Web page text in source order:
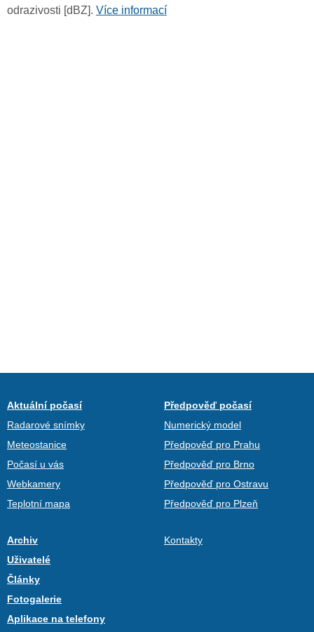
odrazivosti [dBZ]. Více informací
Aktuální počasí
Radarové snímky
Meteostanice
Počasí u vás
Webkamery
Teplotní mapa
Předpověď počasí
Numerický model
Předpověď pro Prahu
Předpověď pro Brno
Předpověď pro Ostravu
Předpověď pro Plzeň
Archiv
Uživatelé
Články
Fotogalerie
Aplikace na telefony
Kontakty